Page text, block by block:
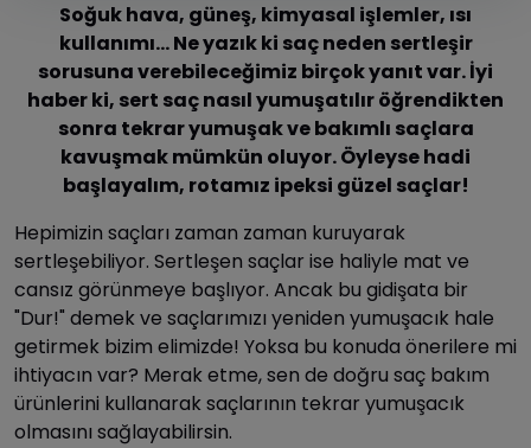
Soğuk hava, güneş, kimyasal işlemler, ısı
kullanımı… Ne yazık ki saç neden sertleşir
sorusuna verebileceğimiz birçok yanıt var. İyi
haber ki, sert saç nasıl yumuşatılır öğrendikten
sonra tekrar yumuşak ve bakımlı saçlara
kavuşmak mümkün oluyor. Öyleyse hadi
başlayalım, rotamız ipeksi güzel saçlar!
Hepimizin saçları zaman zaman kuruyarak
sertleşebiliyor. Sertleşen saçlar ise haliyle mat ve
cansız görünmeye başlıyor. Ancak bu gidişata bir
"Dur!" demek ve saçlarımızı yeniden yumuşacık hale
getirmek bizim elimizde! Yoksa bu konuda önerilere mi
ihtiyacın var? Merak etme, sen de doğru saç bakım
ürünlerini kullanarak saçlarının tekrar yumuşacık
olmasını sağlayabilirsin.